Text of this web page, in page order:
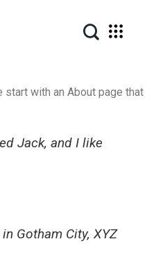
with an About page that
Jack, and I like
Gotham City, XYZ